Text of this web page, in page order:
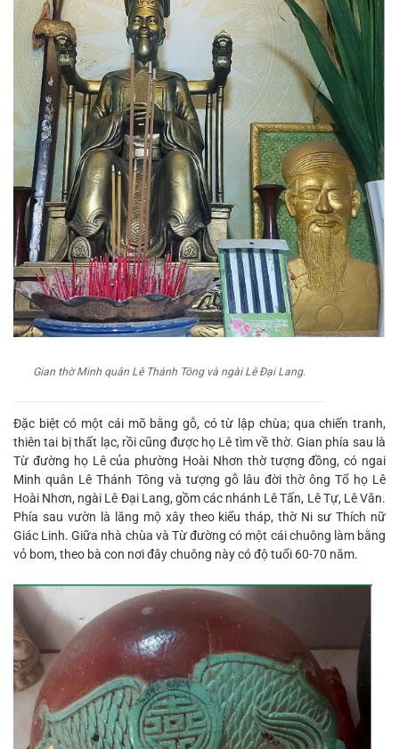
Gian thờ Minh quân Lê Thánh Tông và ngài Lê Đại Lang.
Đặc biệt có một cái mõ bằng gỗ, có từ lập chùa; qua chiến tranh,
thiên tai bị thất lạc, rồi cũng được họ Lê tìm về thờ. Gian phía sau là
Từ đường họ Lê của phường Hoài Nhơn thờ tượng đồng, có ngai
Minh quân Lê Thánh Tông và tượng gỗ lâu đời thờ ông Tổ họ Lê
Hoài Nhơn, ngài Lê Đại Lang, gồm các nhánh Lê Tấn, Lê Tự, Lê Văn.
Phía sau vườn là lăng mộ xây theo kiểu tháp, thờ Ni sư Thích nữ
Giác Linh. Giữa nhà chùa và Từ đường có một cái chuông làm bằng
vỏ bom, theo bà con nơi đây chuông này có độ tuổi 60-70 năm.